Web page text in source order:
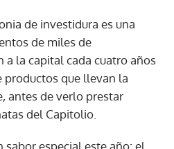
de investidura es una
de miles de
a la capital cada cuatro años
que llevan la
antes de verlo prestar
del Capitolio.
especial este año: el